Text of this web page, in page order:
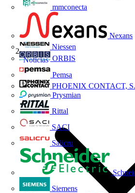
mmconecta
Nexans
Niessen
ORBIS
Pemsa
PHOENIX CONTACT,
Prysmian
Rittal
SACI
Salicru
Siemens
Noticias